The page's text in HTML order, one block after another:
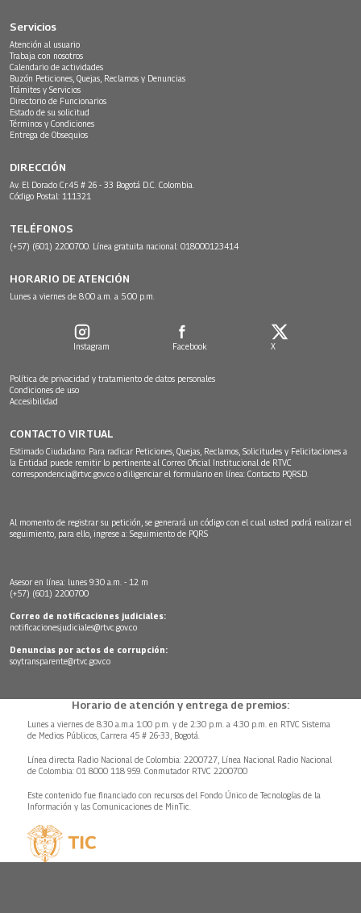
Servicios
Atención al usuario
Trabaja con nosotros
Calendario de actividades
Buzón Peticiones, Quejas, Reclamos y Denuncias
Trámites y Servicios
Directorio de Funcionarios
Estado de su solicitud
Términos y Condiciones
Entrega de Obsequios
DIRECCIÓN
Av. El Dorado Cr.45 # 26 - 33 Bogotá D.C. Colombia.
Código Postal: 111321
TELÉFONOS
(+57) (601) 2200700. Línea gratuita nacional: 018000123414
HORARIO DE ATENCIÓN
Lunes a viernes de 8:00 a.m. a 5:00 p.m.
Instagram Facebook X
Política de privacidad y tratamiento de datos personales
Condiciones de uso
Accesibilidad
CONTACTO VIRTUAL
Estimado Ciudadano: Para radicar Peticiones, Quejas, Reclamos, Solicitudes y Felicitaciones a
la Entidad puede remitir lo pertinente al Correo Oficial Institucional de RTVC
correspondencia@rtvc.gov.co o diligenciar el formulario en línea: Contacto PQRSD.
Al momento de registrar su petición, se generará un código con el cual usted podrá realizar el
seguimiento, para ello, ingrese a: Seguimiento de PQRS
Asesor en línea: lunes 9:30 a.m. - 12 m
(+57) (601) 2200700
Correo de notificaciones judiciales:
notificacionesjudiciales@rtvc.gov.co
Denuncias por actos de corrupción:
soytransparente@rtvc.gov.co
Horario de atención y entrega de premios:
Lunes a viernes de 8:30 a.m.a 1:00 p.m. y de 2:30 p.m. a 4:30 p.m. en RTVC Sistema
de Medios Públicos, Carrera 45 # 26-33, Bogotá.
Línea directa Radio Nacional de Colombia: 2200727, Línea Nacional Radio Nacional
de Colombia: 01 8000 118 959. Conmutador RTVC 2200700
Este contenido fue financiado con recursos del Fondo Único de Tecnologías de la
Información y las Comunicaciones de MinTic.